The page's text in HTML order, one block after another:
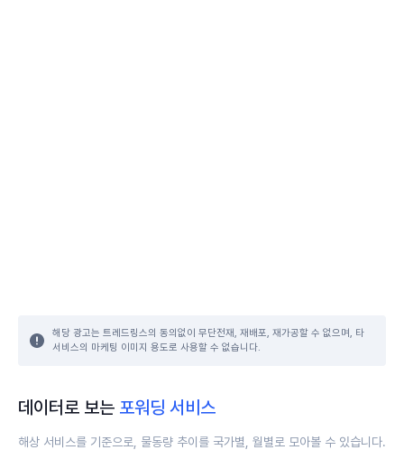
해당 광고는 트레드링스의 동의없이 무단전재, 재배포, 재가공할 수 없으며, 타
서비스의 마케팅 이미지 용도로 사용할 수 없습니다.
데이터로 보는 포워딩 서비스
해상 서비스를 기준으로, 물동량 추이를 국가별, 월별로 모아볼 수 있습니다.